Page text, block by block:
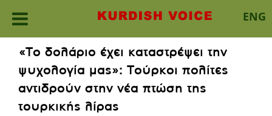
ENG
content
«Το δολάριο έχει καταστρέψει την
ψυχολογία μας»: Τούρκοι πολίτες
αντιδρούν στην νέα πτώση της
τουρκικής λίρας